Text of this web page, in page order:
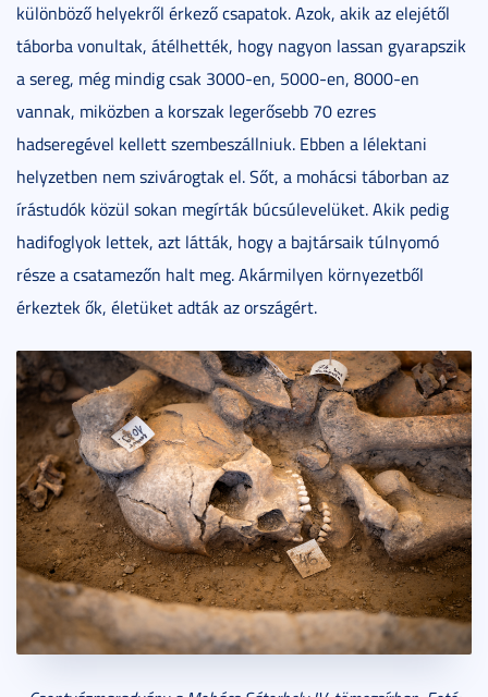
különböző helyekről érkező csapatok. Azok, akik az elejétől
táborba vonultak, átélhették, hogy nagyon lassan gyarapszik
a sereg, még mindig csak 3000-en, 5000-en, 8000-en
vannak, miközben a korszak legerősebb 70 ezres
hadseregével kellett szembeszállniuk. Ebben a lélektani
helyzetben nem szivárogtak el. Sőt, a mohácsi táborban az
írástudók közül sokan megírták búcsúlevelüket. Akik pedig
hadifoglyok lettek, azt látták, hogy a bajtársaik túlnyomó
része a csatamezőn halt meg. Akármilyen környezetből
érkeztek ők, életüket adták az országért.